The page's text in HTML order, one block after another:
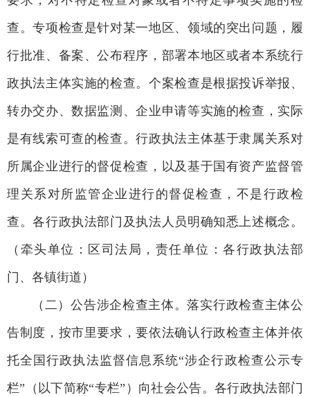
查。专项检查是针对某一地区、领域的突出问题，履
行批准、备案、公布程序，部署本地区或者本系统行
政执法主体实施的检查。个案检查是根据投诉举报、
转办交办、数据监测、企业申请等实施的检查，实际
是有线索可查的检查。行政执法主体基于隶属关系对
所属企业进行的督促检查，以及基于国有资产监督管
理关系对所监管企业进行的督促检查，不是行政检
查。各行政执法部门及执法人员明确知悉上述概念。
（牵头单位：区司法局，责任单位：各行政执法部
门、各镇街道）
（二）公告涉企检查主体。落实行政检查主体公
告制度，按市里要求，要依法确认行政检查主体并依
托全国行政执法监督信息系统“涉企行政检查公示专
栏”（以下简称“专栏”）向社会公告。各行政执法部门